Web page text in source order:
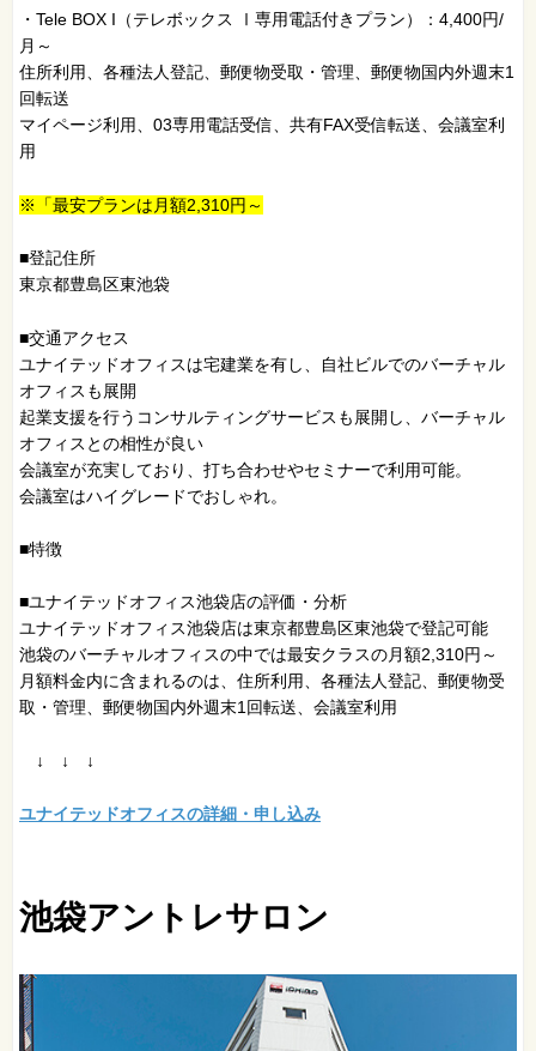
・Tele BOX I（テレボックス Ⅰ専用電話付きプラン）：4,400円/
月～
住所利用、各種法人登記、郵便物受取・管理、郵便物国内外週末1
回転送
マイページ利用、03専用電話受信、共有FAX受信転送、会議室利
用
※「最安プランは月額2,310円～
■登記住所
東京都豊島区東池袋
■交通アクセス
ユナイテッドオフィスは宅建業を有し、自社ビルでのバーチャル
オフィスも展開
起業支援を行うコンサルティングサービスも展開し、バーチャル
オフィスとの相性が良い
会議室が充実しており、打ち合わせやセミナーで利用可能。
会議室はハイグレードでおしゃれ。
■特徴
■ユナイテッドオフィス池袋店の評価・分析
ユナイテッドオフィス池袋店は東京都豊島区東池袋で登記可能
池袋のバーチャルオフィスの中では最安クラスの月額2,310円～
月額料金内に含まれるのは、住所利用、各種法人登記、郵便物受
取・管理、郵便物国内外週末1回転送、会議室利用
↓ ↓ ↓
ユナイテッドオフィスの詳細・申し込み
池袋アントレサロン